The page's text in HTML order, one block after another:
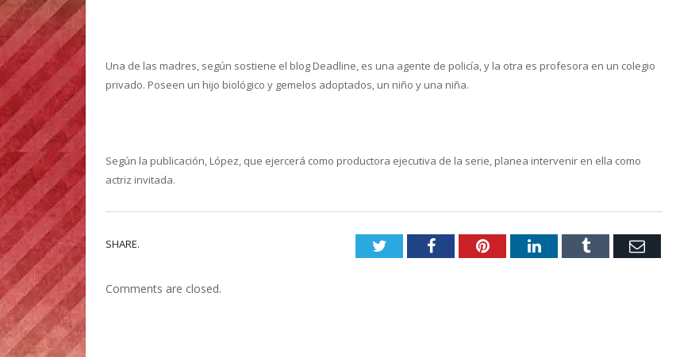
Una de las madres, según sostiene el blog Deadline, es una agente de policía, y la otra es profesora en un colegio
privado. Poseen un hijo biológico y gemelos adoptados, un niño y una niña.
Según la publicación, López, que ejercerá como productora ejecutiva de la serie, planea intervenir en ella como
actriz invitada.
SHARE. TwitterFacebookPinterestLinkedInTumblr Email
Comments are closed.